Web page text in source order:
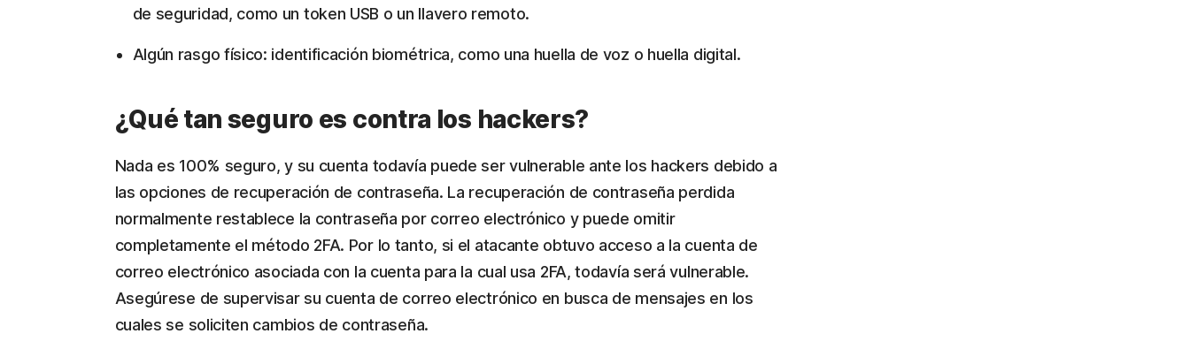
de seguridad, como un token USB o un llavero remoto.
Algún rasgo físico: identificación biométrica, como una huella de voz o huella digital.
¿Qué tan seguro es contra los hackers?
Nada es 100% seguro, y su cuenta todavía puede ser vulnerable ante los hackers debido a
las opciones de recuperación de contraseña. La recuperación de contraseña perdida
normalmente restablece la contraseña por correo electrónico y puede omitir
completamente el método 2FA. Por lo tanto, si el atacante obtuvo acceso a la cuenta de
correo electrónico asociada con la cuenta para la cual usa 2FA, todavía será vulnerable.
Asegúrese de supervisar su cuenta de correo electrónico en busca de mensajes en los
cuales se soliciten cambios de contraseña.